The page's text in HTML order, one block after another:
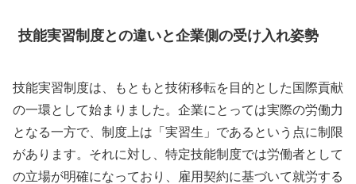
技能実習制度との違いと企業側の受け入れ姿勢
技能実習制度は、もともと技術移転を目的とした国際貢献
の一環として始まりました。企業にとっては実際の労働力
となる一方で、制度上は「実習生」であるという点に制限
があります。それに対し、特定技能制度では労働者として
の立場が明確になっており、雇用契約に基づいて就労する